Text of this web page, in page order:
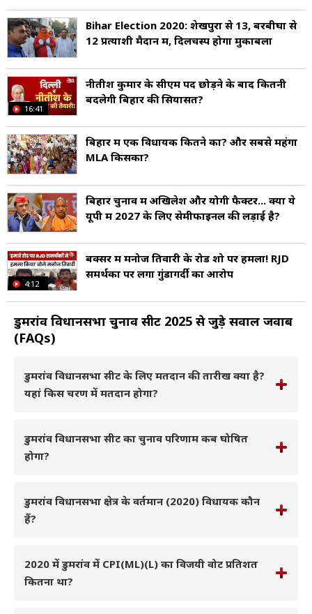
Bihar Election 2020: शेखपुरा से 13, बरबीघा से
12 प्रत्याशी मैदान में, दिलचस्प होगा मुकाबला
16:41
नीतीश कुमार के सीएम पद छोड़ने के बाद क‍ितनी
बदलेगी ब‍िहार की स‍ियासत?
बिहार में एक विधायक कितने का? और सबसे महंगा
MLA किसका?
बिहार चुनाव में अखिलेश और योगी फैक्टर... क्या ये
यूपी में 2027 के लिए सेमीफाइनल की लड़ाई है?
4:12
बक्सर में मनोज तिवारी के रोड शो पर हमला! RJD
समर्थकों पर लगा गुंडागर्दी का आरोप
डुमरांव विधानसभा चुनाव सीट 2025 से जुड़े सवाल जवाब
(FAQs)
डुमरांव विधानसभा सीट के लिए मतदान की तारीख क्या है?
यहां किस चरण में मतदान होगा?
डुमरांव विधानसभा सीट का चुनाव परिणाम कब घोषित
होगा?
डुमरांव विधानसभा क्षेत्र के वर्तमान (2020) विधायक कौन
हैं?
2020 में डुमरांव में CPI(ML)(L) का विजयी वोट प्रतिशत
कितना था?